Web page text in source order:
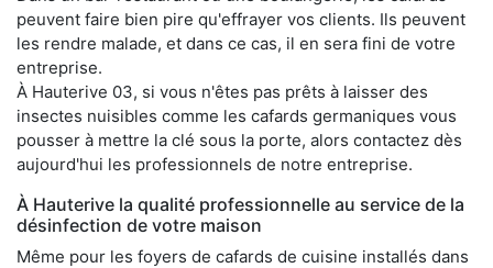
peuvent faire bien pire qu'effrayer vos clients. Ils peuvent
les rendre malade, et dans ce cas, il en sera fini de votre
entreprise.
À Hauterive 03, si vous n'êtes pas prêts à laisser des
insectes nuisibles comme les cafards germaniques vous
pousser à mettre la clé sous la porte, alors contactez dès
aujourd'hui les professionnels de notre entreprise.
À Hauterive la qualité professionnelle au service de la
désinfection de votre maison
Même pour les foyers de cafards de cuisine installés dans